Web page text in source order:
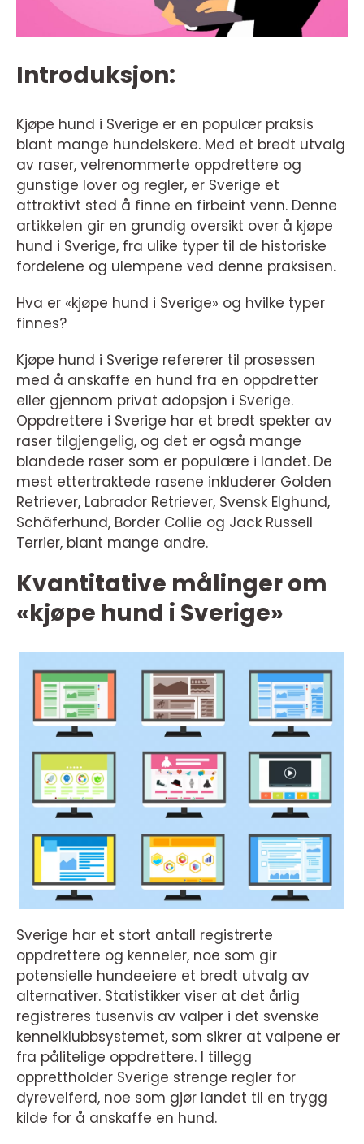
Introduksjon:
Kjøpe hund i Sverige er en populær praksis
blant mange hundelskere. Med et bredt utvalg
av raser, velrenommerte oppdrettere og
gunstige lover og regler, er Sverige et
attraktivt sted å finne en firbeint venn. Denne
artikkelen gir en grundig oversikt over å kjøpe
hund i Sverige, fra ulike typer til de historiske
fordelene og ulempene ved denne praksisen.
Hva er «kjøpe hund i Sverige» og hvilke typer
finnes?
Kjøpe hund i Sverige refererer til prosessen
med å anskaffe en hund fra en oppdretter
eller gjennom privat adopsjon i Sverige.
Oppdrettere i Sverige har et bredt spekter av
raser tilgjengelig, og det er også mange
blandede raser som er populære i landet. De
mest ettertraktede rasene inkluderer Golden
Retriever, Labrador Retriever, Svensk Elghund,
Schäferhund, Border Collie og Jack Russell
Terrier, blant mange andre.
Kvantitative målinger om
«kjøpe hund i Sverige»
Sverige har et stort antall registrerte
oppdrettere og kenneler, noe som gir
potensielle hundeeiere et bredt utvalg av
alternativer. Statistikker viser at det årlig
registreres tusenvis av valper i det svenske
kennelklubbsystemet, som sikrer at valpene er
fra pålitelige oppdrettere. I tillegg
opprettholder Sverige strenge regler for
dyrevelferd, noe som gjør landet til en trygg
kilde for å anskaffe en hund.